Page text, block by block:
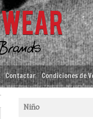
Contactar Condiciones de
Niño